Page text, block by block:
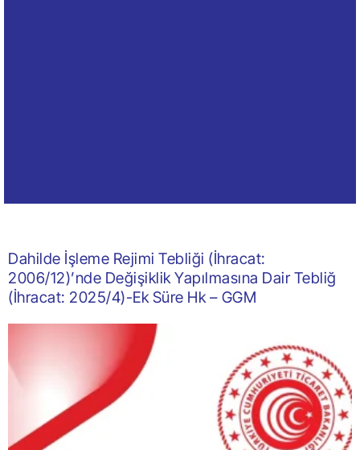
Dahilde İşleme Rejimi Tebliği (İhracat:
2006/12)’nde Değişiklik Yapılmasına Dair Tebliğ
(İhracat: 2025/4)-Ek Süre Hk – GGM